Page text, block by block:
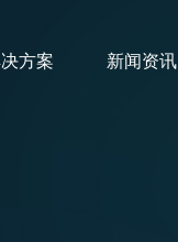
方案 新闻资讯